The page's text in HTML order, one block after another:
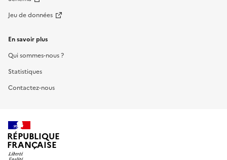
Jeu de données
En savoir plus
Qui sommes-nous ?
Statistiques
Contactez-nous
RÉPUBLIQUE
FRANÇAISE